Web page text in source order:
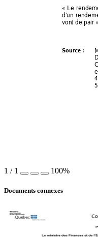
« Le
d’un
vont de pair
Source :
1 / 1 100%
Documents connexes